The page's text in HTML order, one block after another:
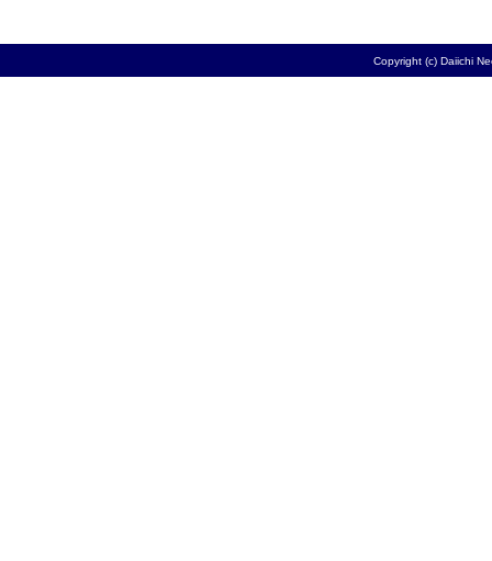
Copyright (c) Daiichi